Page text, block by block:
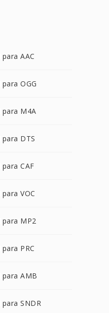
para AAC
para OGG
para M4A
para DTS
para CAF
VOC
para MP2
PRC
para AMB
para SNDR